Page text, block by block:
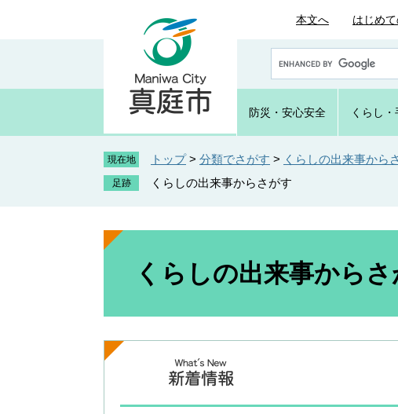
本文へ はじめ
o
e
カ
タ
防災・ 安心安全 くらし
現在地 トップ > 分類でさがす > くらしの出来事から
くらしの出来事からさがす
本
くらしの出来事から